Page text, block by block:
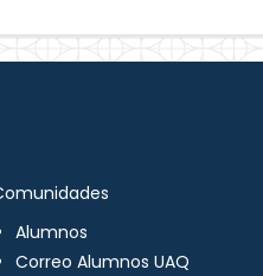
Alumnos
Correo Alumnos UAQ